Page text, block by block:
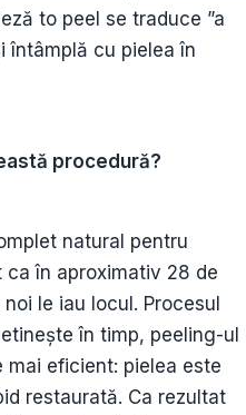
to peel se traduce ”a
întâmplă cu pielea în
procedură?
natural pentru
în aproximativ 28 de
le iau locul. Procesul
în timp, peeling-ul
eficient: pielea este
restaurată. Ca rezultat